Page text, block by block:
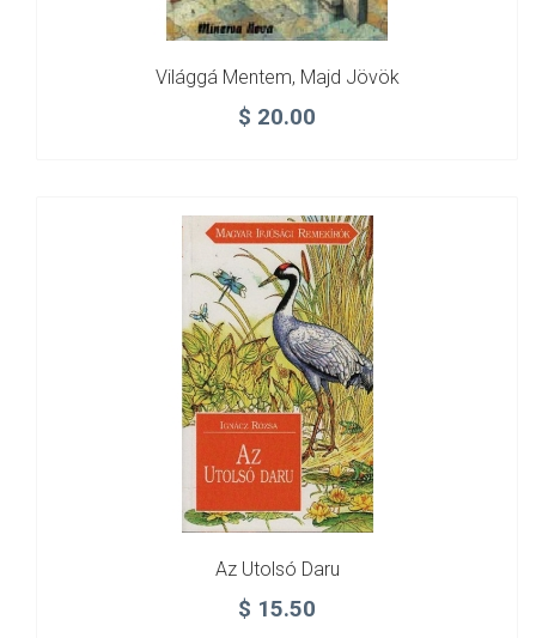
Világgá Mentem, Majd Jövök
$ 20.00
Az Utolsó Daru
$ 15.50